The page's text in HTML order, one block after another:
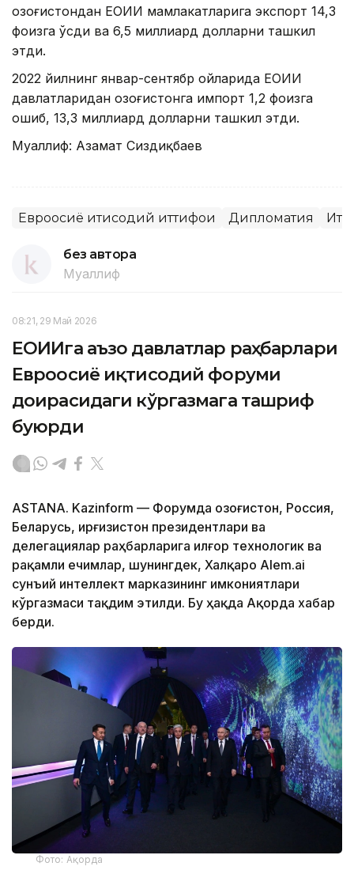
Қозоғистондан ЕОИИ мамлакатларига экспорт 14,3
фоизга ўсди ва 6,5 ​​миллиард долларни ташкил
этди.
2022 йилнинг январ-сентябр ойларида ЕОИИ
давлатларидан Қозоғистонга импорт 1,2 фоизга
ошиб, 13,3 миллиард долларни ташкил этди.
Муаллиф: Азамат Сиздиқбаев
Евроосиё иқтисодий иттифоқи Дипломатия
без автора
Муаллиф
08:21, 29 Май 2026
ЕОИИга аъзо давлатлар раҳбарлари
Евроосиё иқтисодий форуми
доирасидаги кўргазмага ташриф
буюрди
ASTANA. Kazinform — Форумда Қозоғистон, Россия,
Беларусь, Қирғизистон президентлари ва
делегациялар раҳбарларига илғор технологик ва
рақамли ечимлар, шунингдек, Халқаро Alem.ai
сунъий интеллект марказининг имкониятлари
кўргазмаси тақдим этилди. Бу ҳақда Ақорда хабар
берди.
Фото: Ақорда